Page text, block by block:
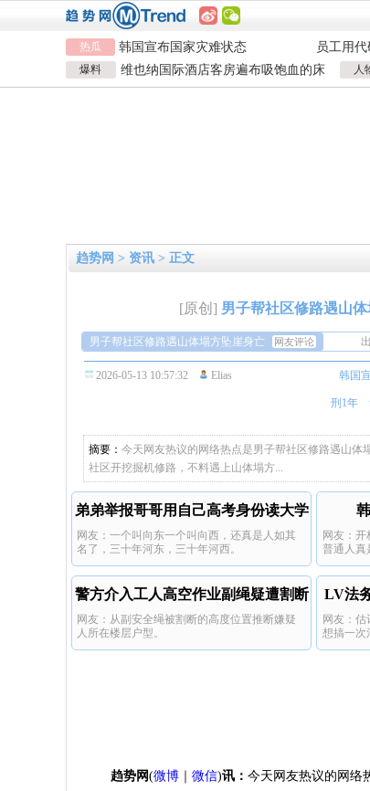
热瓜
韩国宣布国家灾难状态
数据
急诊医生漏诊致患儿死亡获刑1年
笔试第
泰航拒绝20多名中国乘客登机
两名女
韩国宣布国家灾难状态
员工用代
爆料
维也纳国际酒店客房遍布吸饱血的床
虱 酒店客房有虫员工反怪顾客不查
人
趋势网 > 资讯 > 正文
[原创] 男子帮社区修路遇山
男子帮社区修路遇山体塌方坠崖身亡 网友评论
2026-05-13 10:57:32 Elias 韩国
刑1年
摘要： 今天网友热议的网络热点是男子帮社区修路遇山体
社区开挖掘机修路，不料遇上山体塌方...
弟弟举报哥哥用自己高考身份读大学
网友：一个叫向东一个叫向西，还真是人如其
名了，三十年河东，三十年河西。
网友：开
普通人真
杆。 ​
警方介入工人高空作业副绳疑遭割断
网友：从副安全绳被割断的高度位置推断嫌疑
人所在楼层户型。
LV法
网友：估
想搞一次
不好，惹
趋势网(微博 微信)讯： 今天网友热议的网络